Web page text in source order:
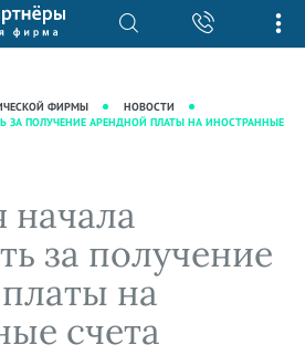
ФИРМЫ
НОВОСТИ
ЗА ПОЛУЧЕНИЕ АРЕНДНОЙ ПЛАТЫ НА ИНОСТРАННЫЕ
начала
за получение
на
счета